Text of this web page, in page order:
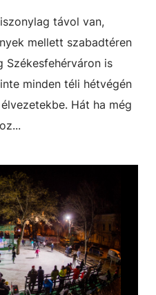
távol van,
mellett szabadtéren
Székesfehérváron is
minden téli hétvégén
Hát ha még